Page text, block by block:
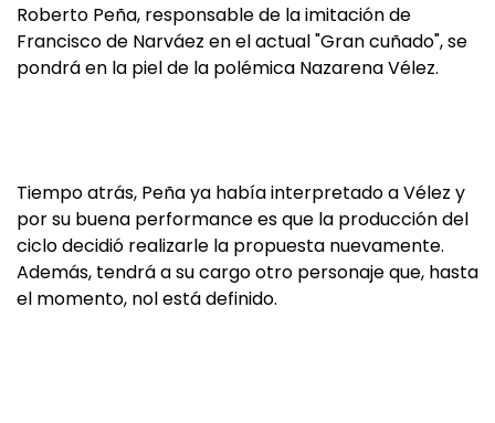
Roberto Peña, responsable de la imitación de
Francisco de Narváez en el actual "Gran cuñado", se
pondrá en la piel de la polémica Nazarena Vélez.
Tiempo atrás, Peña ya había interpretado a Vélez y
por su buena performance es que la producción del
ciclo decidió realizarle la propuesta nuevamente.
Además, tendrá a su cargo otro personaje que, hasta
el momento, nol está definido.